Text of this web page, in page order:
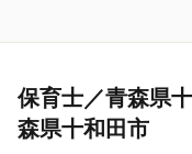
保育士／青森県
森県十和田市